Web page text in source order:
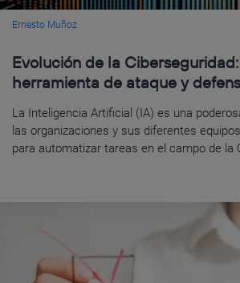
Ernesto Muñoz
Evolución de la
herramienta de ataque y
La Inteligencia Artificial (IA) es una
las organizaciones y sus diferentes
para automatizar tareas en el campo de la